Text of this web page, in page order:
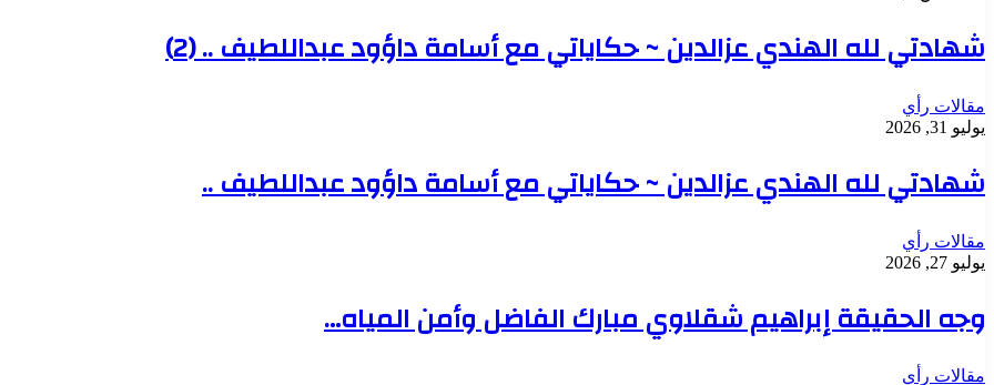
شهادتي لله الهندي عزالدين ~ حكاياتي مع أسامة داؤود عبداللطيف .. (2)
مقالات رأي
يوليو 31, 2026
شهادتي لله الهندي عزالدين ~ حكاياتي مع أسامة داؤود عبداللطيف ..
مقالات رأي
يوليو 27, 2026
وجه الحقيقة إبراهيم شقلاوي مبارك الفاضل وأمن المياه…
مقالات رأي